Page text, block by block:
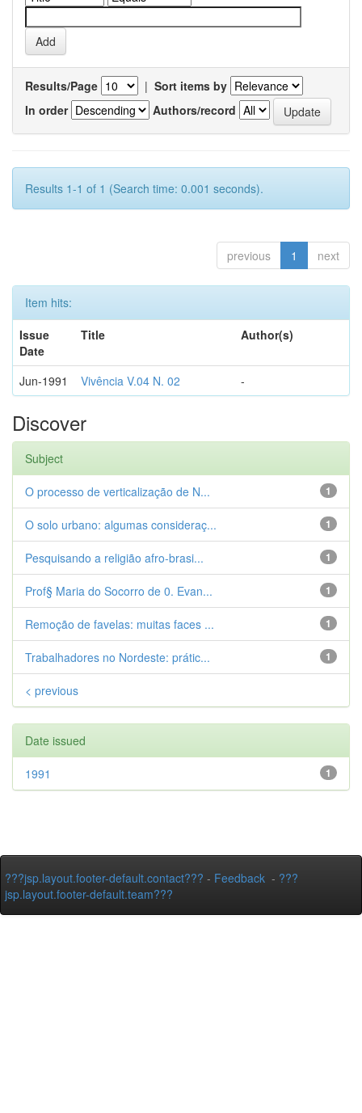
Results/Page | Sort items by
In order
Authors/record
Results 1-1 of 1 (Search time: 0.001 seconds).
previous 1 next
Item hits:
Issue
Date
Title Author(s)
Jun-1991 Vivência V.04 N. 02 -
Discover
Subject
1
O processo de verticalização de N...
1
O solo urbano: algumas consideraç...
1
Pesquisando a religião afro-brasi...
1
Prof§ Maria do Socorro de 0. Evan...
1
Remoção de favelas: muitas faces ...
1
Trabalhadores no Nordeste: prátic...
< previous
Date issued
1
1991
???jsp.layout.footer-default.contact??? - Feedback - ???
jsp.layout.footer-default.team???